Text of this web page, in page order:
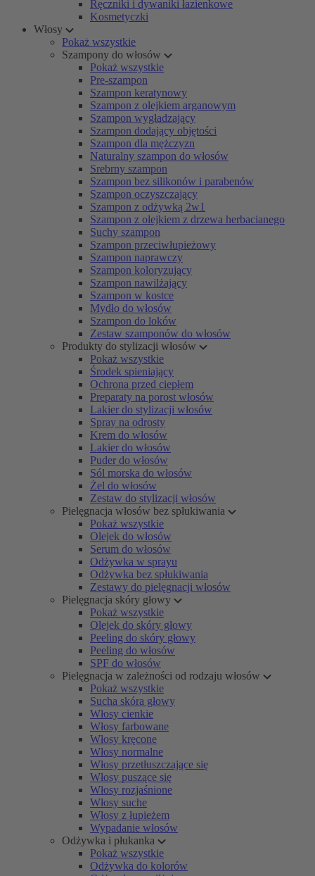
Ręczniki i dywaniki łazienkowe
Kosmetyczki
Włosy
Pokaż wszystkie
Szampony do włosów
Pokaż wszystkie
Pre-szampon
Szampon keratynowy
Szampon z olejkiem arganowym
Szampon wygładzający
Szampon dodający objętości
Szampon dla mężczyzn
Naturalny szampon do włosów
Srebrny szampon
Szampon bez silikonów i parabenów
Szampon oczyszczający
Szampon z odżywką 2w1
Szampon z olejkiem z drzewa herbacianego
Suchy szampon
Szampon przeciwłupieżowy
Szampon naprawczy
Szampon koloryzujący
Szampon nawilżający
Szampon w kostce
Mydło do włosów
Szampon do loków
Zestaw szamponów do włosów
Produkty do stylizacji włosów
Pokaż wszystkie
Środek spieniający
Ochrona przed ciepłem
Preparaty na porost włosów
Lakier do stylizacji włosów
Spray na odrosty
Krem do włosów
Lakier do włosów
Puder do włosów
Sól morska do włosów
Żel do włosów
Zestaw do stylizacji włosów
Pielęgnacja włosów bez spłukiwania
Pokaż wszystkie
Olejek do włosów
Serum do włosów
Odżywka w sprayu
Odżywka bez spłukiwania
Zestawy do pielęgnacji włosów
Pielęgnacja skóry głowy
Pokaż wszystkie
Olejek do skóry głowy
Peeling do skóry głowy
Peeling do włosów
SPF do włosów
Pielęgnacja w zależności od rodzaju włosów
Pokaż wszystkie
Sucha skóra głowy
Włosy cienkie
Włosy farbowane
Włosy kręcone
Włosy normalne
Włosy przetłuszczające się
Włosy puszące się
Włosy rozjaśnione
Włosy suche
Włosy z łupieżem
Wypadanie włosów
Odżywka i płukanka
Pokaż wszystkie
Odżywka do kolorów